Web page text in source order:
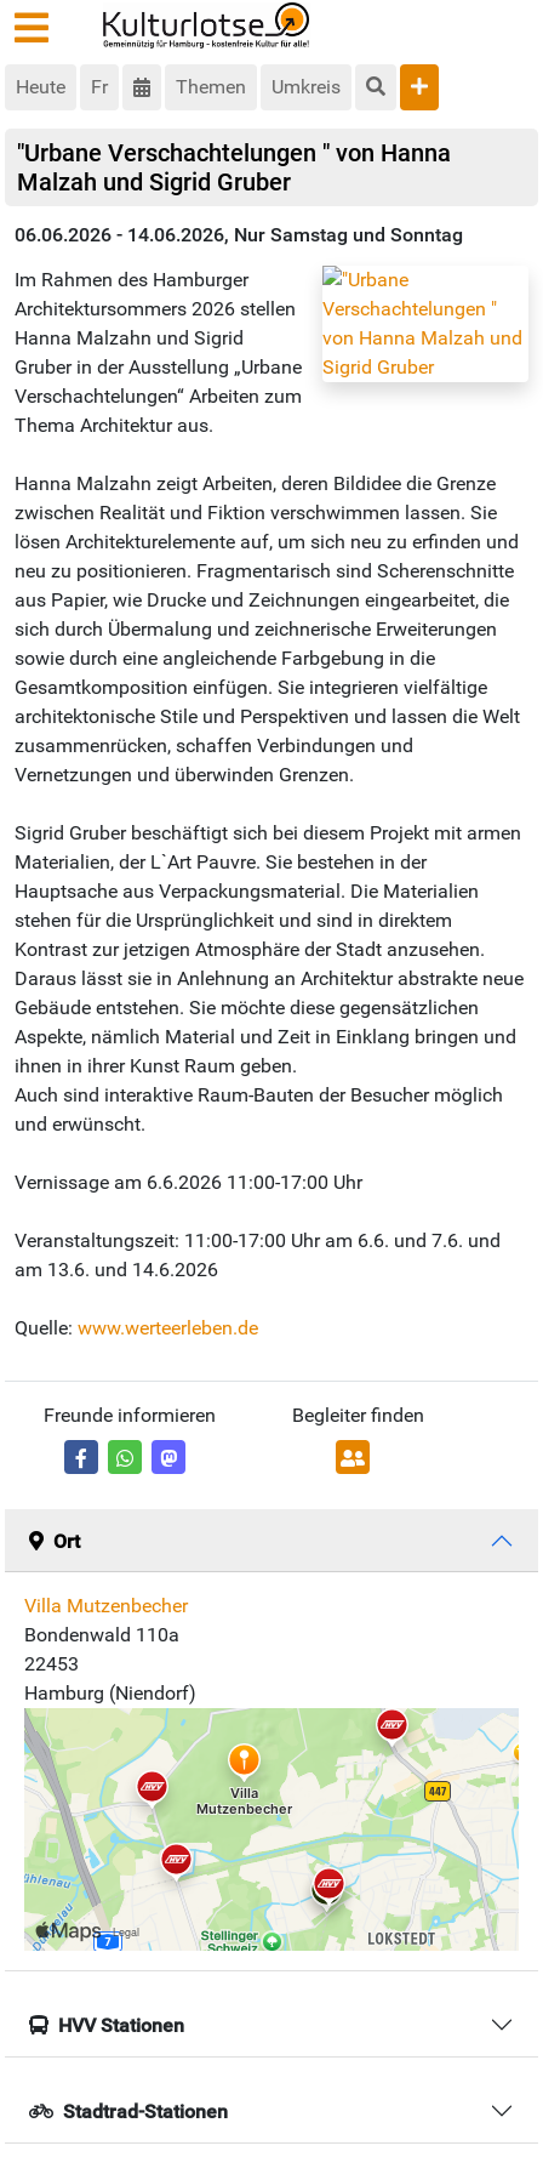
Heute Fr Themen Umkreis
"Urbane Verschachtelungen " von Hanna
Malzah und Sigrid Gruber
06.06.2026 - 14.06.2026, Nur Samstag und Sonntag
Im Rahmen des Hamburger
Architektursommers 2026 stellen
Hanna Malzahn und Sigrid
Gruber in der Ausstellung „Urbane
Verschachtelungen“ Arbeiten zum
Thema Architektur aus.
Hanna Malzahn zeigt Arbeiten, deren Bildidee die Grenze
zwischen Realität und Fiktion verschwimmen lassen. Sie
lösen Architekturelemente auf, um sich neu zu erfinden und
neu zu positionieren. Fragmentarisch sind Scherenschnitte
aus Papier, wie Drucke und Zeichnungen eingearbeitet, die
sich durch Übermalung und zeichnerische Erweiterungen
sowie durch eine angleichende Farbgebung in die
Gesamtkomposition einfügen. Sie integrieren vielfältige
architektonische Stile und Perspektiven und lassen die Welt
zusammenrücken, schaffen Verbindungen und
Vernetzungen und überwinden Grenzen.
Sigrid Gruber beschäftigt sich bei diesem Projekt mit armen
Materialien, der L`Art Pauvre. Sie bestehen in der
Hauptsache aus Verpackungsmaterial. Die Materialien
stehen für die Ursprünglichkeit und sind in direktem
Kontrast zur jetzigen Atmosphäre der Stadt anzusehen.
Daraus lässt sie in Anlehnung an Architektur abstrakte neue
Gebäude entstehen. Sie möchte diese gegensätzlichen
Aspekte, nämlich Material und Zeit in Einklang bringen und
ihnen in ihrer Kunst Raum geben.
Auch sind interaktive Raum-Bauten der Besucher möglich
und erwünscht.
Vernissage am 6.6.2026 11:00-17:00 Uhr
Veranstaltungszeit: 11:00-17:00 Uhr am 6.6. und 7.6. und
am 13.6. und 14.6.2026
Quelle: www.werteerleben.de
Freunde informieren Begleiter finden
Ort
Villa Mutzenbecher
Bondenwald 110a
22453
Hamburg (Niendorf)
HVV Stationen
Stadtrad-Stationen